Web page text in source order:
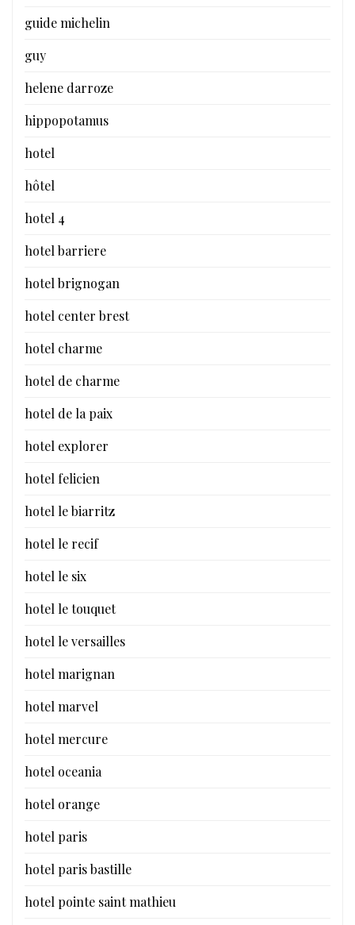
guide michelin
guy
helene darroze
hippopotamus
hotel
hôtel
hotel 4
hotel barriere
hotel brignogan
hotel center brest
hotel charme
hotel de charme
hotel de la paix
hotel explorer
hotel felicien
hotel le biarritz
hotel le recif
hotel le six
hotel le touquet
hotel le versailles
hotel marignan
hotel marvel
hotel mercure
hotel oceania
hotel orange
hotel paris
hotel paris bastille
hotel pointe saint mathieu